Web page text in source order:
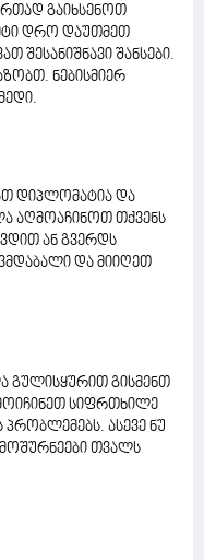
გაიხსენოთ
დრო დაუთმეთ
შესანიშნავი შანსები.
ნებისმიერ
დიპლომატია და
აღმოაჩინოთ თქვენს
ან გვერდს
და მიიღეთ
გულისყურით გისმენთ
სიფრთხილე
პრობლემებს. ასევე ნუ
თვალს